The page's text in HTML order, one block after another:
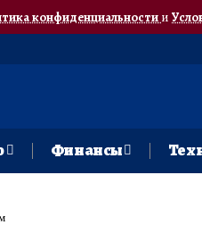
конфиденциальностии
Финансы